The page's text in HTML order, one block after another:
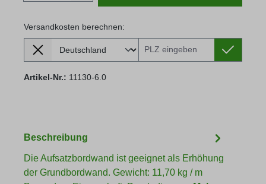
Versandkosten berechnen:
Lieferland
Versandkosten berechnen:
Artikel-Nr.: 11130-6.0
Beschreibung
Die Aufsatzbordwand ist geeignet als Erhöhung
der Grundbordwand. Gewicht: 11,70 kg / m